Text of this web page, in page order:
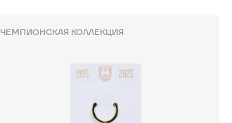
ЧЕМПИОНСКАЯ КОЛЛЕКЦИЯ